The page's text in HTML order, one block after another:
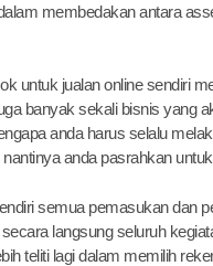
membedakan antara
untuk jualan online sendiri
banyak sekali bisnis yang
anda harus selalu
anda pasrahkan
semua pemasukan dan
langsung seluruh
teliti lagi dalam memilih